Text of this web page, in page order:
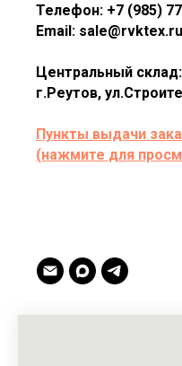
Телефон: +7 (985)
Email: sale@rvktex.ru
Центральный
г.Реутов,
Пункты выдачи
(нажмите для